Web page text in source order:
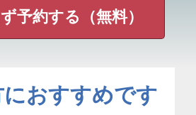
予約する（無料）
おすすめです